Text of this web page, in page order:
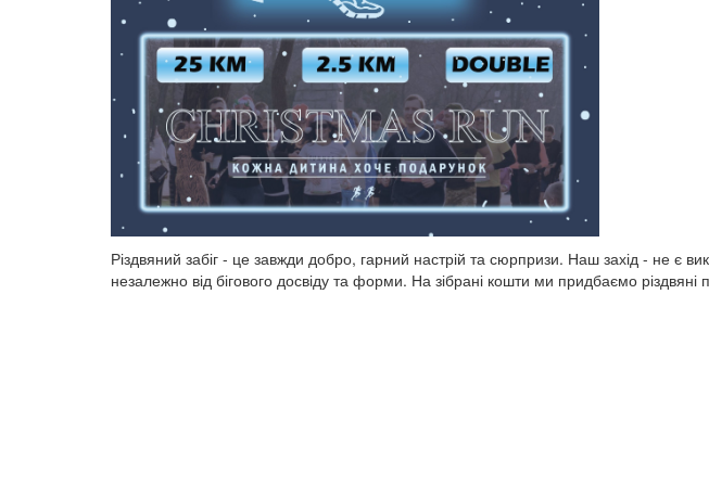
Різдвяний забіг - це завжди добро, гарний настрій та сюрпризи. Наш захід - не є
незалежно від бігового досвіду та форми. На зібрані кошти ми придбаємо різдвяні